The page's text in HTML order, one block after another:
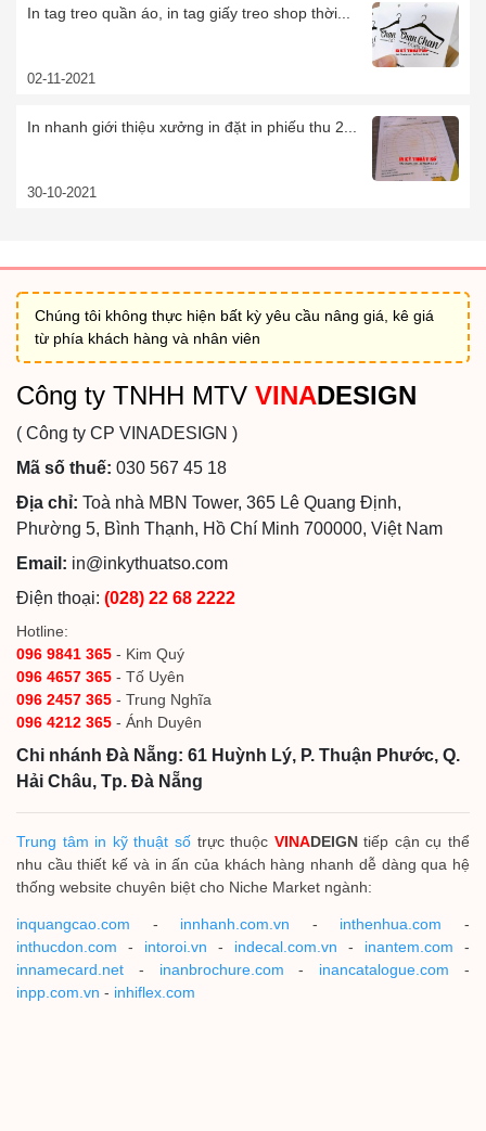
In tag treo quần áo, in tag giấy treo shop thời...
02-11-2021
In nhanh giới thiệu xưởng in đặt in phiếu thu 2...
30-10-2021
Chúng tôi không thực hiện bất kỳ yêu cầu nâng giá, kê giá
từ phía khách hàng và nhân viên
Công ty TNHH MTV VINADESIGN
( Công ty CP VINADESIGN )
Mã số thuế: 030 567 45 18
Địa chỉ: Toà nhà MBN Tower, 365 Lê Quang Định,
Phường 5, Bình Thạnh, Hồ Chí Minh 700000, Việt Nam
Email: in@inkythuatso.com
Điện thoại: (028) 22 68 2222
Hotline:
096 9841 365 - Kim Quý
096 4657 365 - Tố Uyên
096 2457 365 - Trung Nghĩa
096 4212 365 - Ánh Duyên
Chi nhánh Đà Nẵng: 61 Huỳnh Lý, P. Thuận Phước, Q.
Hải Châu, Tp. Đà Nẵng
Trung tâm in kỹ thuật sốtrực thuộc VINADEIGNtiếp cận cụ thể
nhu cầu thiết kế và in ấn của khách hàng nhanh dễ dàng qua hệ
thống website chuyên biệt cho Niche Market ngành:
inquangcao.com - innhanh.com.vn - inthenhua.com -
inthucdon.com - intoroi.vn - indecal.com.vn - inantem.com -
innamecard.net - inanbrochure.com - inancatalogue.com -
inpp.com.vn - inhiflex.com